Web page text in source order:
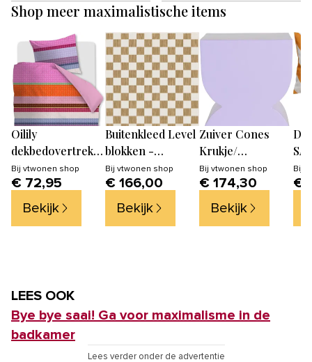
Shop meer maximalistische items
Oilily
dekbedovertrek
Maddison -
140x200/220 cm -
multi
Bij vtwonen shop
€ 72,95
Bekijk
Buitenkleed Level
blokken -
checkerboard jute
- Interieur05
Bij vtwonen shop
€ 166,00
Bekijk
Zuiver Cones
Krukje/
Bijzettafeltje Shiny
Lila
Bij vtwonen shop
€ 174,30
Bekijk
Bij
€
LEES OOK
Bye bye saai! Ga voor maximalisme in de
badkamer
Lees verder onder de advertentie